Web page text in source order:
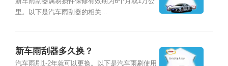
里。以下是汽车雨刮器的相关...
新车雨刮器多久换？
汽车雨刷1-2年就可以更换。以下是汽车雨刷使用